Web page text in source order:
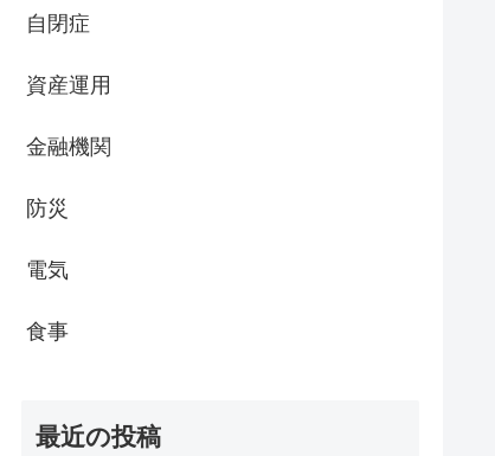
自閉症
資産運用
金融機関
防災
電気
食事
最近の投稿